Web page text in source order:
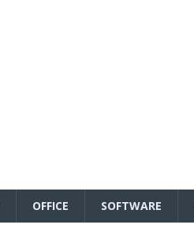
OFFICE SOFTWARE